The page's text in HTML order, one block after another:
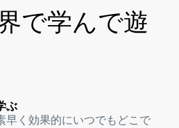
で学んで遊
ぶ
早く効果的にいつでもどこで